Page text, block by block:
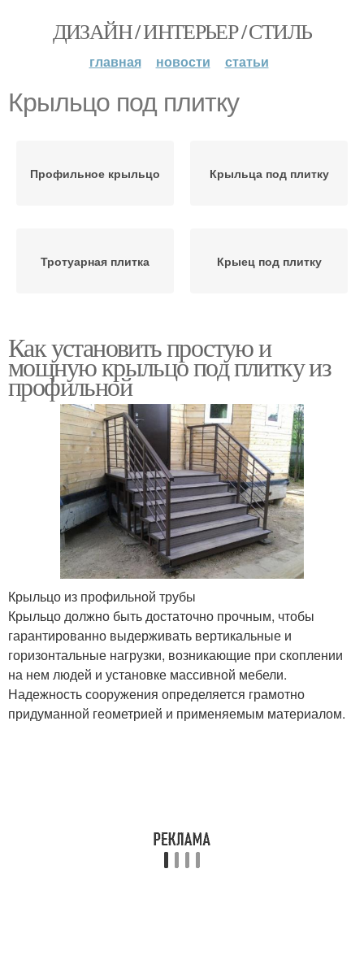
ДИЗАЙН / ИНТЕРЬЕР / СТИЛЬ
главная новости статьи
Крыльцо под плитку
Профильное крыльцо Крыльца под плитку
Тротуарная плитка Крыец под плитку
Как установить простую и
мощную крыльцо под плитку из
профильной
Крыльцо из профильной трубы
Крыльцо должно быть достаточно прочным, чтобы
гарантированно выдерживать вертикальные и
горизонтальные нагрузки, возникающие при скоплении
на нем людей и установке массивной мебели.
Надежность сооружения определяется грамотно
придуманной геометрией и применяемым материалом.